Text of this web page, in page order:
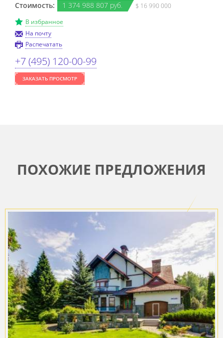
Стоимость:
1 374 988 807 руб.
$ 16 990 000
В избранное
На почту
Распечатать
+7 (495) 120-00-99
ЗАКАЗАТЬ ПРОСМОТР
ПОХОЖИЕ ПРЕДЛОЖЕНИЯ